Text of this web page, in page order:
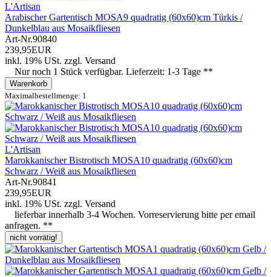
L'Artisan
Arabischer Gartentisch MOSA9 quadratig (60x60)cm Türkis /
Dunkelblau aus Mosaikfliesen
Art-Nr.90840
239,95EUR
inkl. 19% USt. zzgl. Versand
Nur noch 1 Stück verfügbar. Lieferzeit: 1-3 Tage **
Warenkorb
Maximalbestellmenge: 1
L'Artisan
Marokkanischer Bistrotisch MOSA10 quadratig (60x60)cm
Schwarz / Weiß aus Mosaikfliesen
Art-Nr.90841
239,95EUR
inkl. 19% USt. zzgl. Versand
lieferbar innerhalb 3-4 Wochen. Vorreservierung bitte per email
anfragen. **
nicht vorrätig!